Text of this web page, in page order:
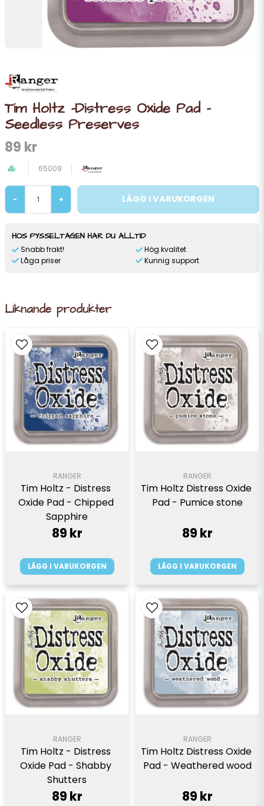
Tim Holtz -Distress Oxide Pad -
Seedless Preserves
89 kr
65009
- + LÄGG I VARUKORGEN
HOS PYSSELTAGEN HAR DU ALLTID
Snabb frakt!
Låga priser
Hög kvalitet
Kunnig support
Liknande produkter
RANGER
Tim Holtz - Distress
Oxide Pad - Chipped
Sapphire
89 kr
LÄGG I VARUKORGEN
RANGER
Tim Holtz Distress Oxide
Pad - Pumice stone
89 kr
LÄGG I VARUKORGEN
RANGER
Tim Holtz - Distress
Oxide Pad - Shabby
Shutters
89 kr
RANGER
Tim Holtz Distress Oxide
Pad - Weathered wood
89 kr